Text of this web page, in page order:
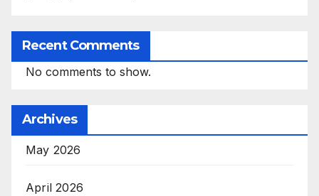
Recent Comments
No comments to show.
Archives
May 2026
April 2026